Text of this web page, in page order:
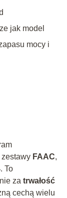
jak model
mocy i
zestawy FAAC,
. To
za trwałość
cechą wielu